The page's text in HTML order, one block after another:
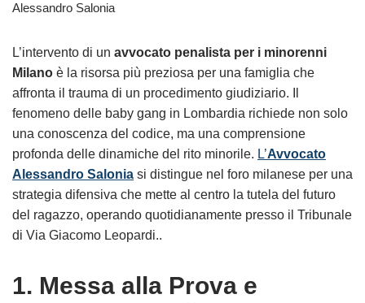
Alessandro Salonia
L’intervento di un avvocato penalista per i minorenni
Milano è la risorsa più preziosa per una famiglia che
affronta il trauma di un procedimento giudiziario. Il
fenomeno delle baby gang in Lombardia richiede non solo
una conoscenza del codice, ma una comprensione
profonda delle dinamiche del rito minorile. L’Avvocato
Alessandro Salonia si distingue nel foro milanese per una
strategia difensiva che mette al centro la tutela del futuro
del ragazzo, operando quotidianamente presso il Tribunale
di Via Giacomo Leopardi..
1. Messa alla Prova e